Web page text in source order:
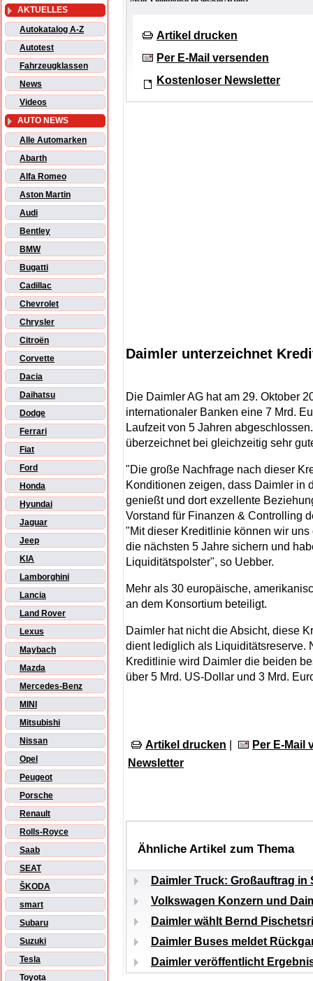
AKTUELLES
Autokatalog A-Z
Autotest
Fahrzeugklassen
News
Videos
AUTO NEWS
Alle Automarken
Abarth
Alfa Romeo
Aston Martin
Audi
Bentley
BMW
Bugatti
Cadillac
Chevrolet
Chrysler
Citroën
Corvette
Dacia
Daihatsu
Dodge
Ferrari
Fiat
Ford
Honda
Hyundai
Jaguar
Jeep
KIA
Lamborghini
Lancia
Land Rover
Lexus
Maybach
Mazda
Mercedes-Benz
MINI
Mitsubishi
Nissan
Opel
Peugeot
Porsche
Renault
Rolls-Royce
Saab
SEAT
ŠKODA
smart
Subaru
Suzuki
Tesla
Toyota
Artikel drucken
Per E-Mail versenden
Kostenloser Newsletter
Daimler unterzeichnet
Die Daimler AG hat am 29. Oktober
internationaler Banken eine 7 Mrd.
Laufzeit von 5 Jahren
überzeichnet bei gleichzeitig sehr
"Die große Nachfrage nach dieser
Konditionen zeigen, dass Daimler in
genießt und dort exzellente
Vorstand für Finanzen & Controlling
"Mit dieser Kreditlinie können wir
die nächsten 5 Jahre sichern und
Liquiditätspolster", so Uebber.
Mehr als 30 europäische,
an dem Konsortium beteiligt.
Daimler hat nicht die Absicht, diese
dient lediglich als Liquiditätsreserve.
Kreditlinie wird Daimler die beiden
über 5 Mrd. US-Dollar und 3 Mrd.
Artikel drucken
Per E-Mail
Newsletter
Ähnliche Artikel zum Thema
Daimler Truck: Großauftrag
Volkswagen Konzern und
Daimler wählt Bernd
Daimler Buses meldet
Daimler veröffentlicht